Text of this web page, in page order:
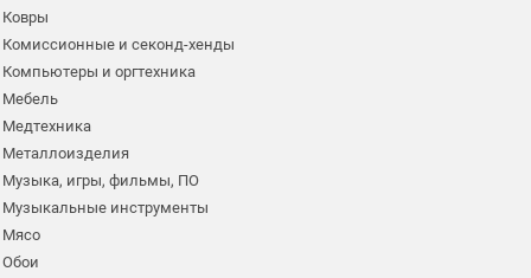
Ковры
Комиссионные и секонд-хенды
Компьютеры и оргтехника
Мебель
Медтехника
Металлоизделия
Музыка, игры, фильмы, ПО
Музыкальные инструменты
Мясо
Обои